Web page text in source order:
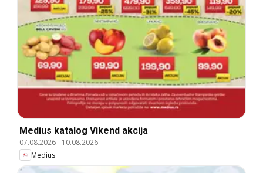
Medius katalog Vikend akcija
07.08.2026- 10.08.2026
Medius